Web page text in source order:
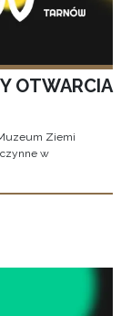
OTWARCIA
Ziemi
czynne w